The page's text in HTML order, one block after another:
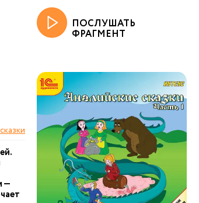
ПОСЛУШАТЬ
ФРАГМЕНТ
—